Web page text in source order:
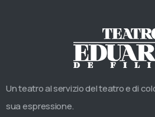
Un teatro al servizio del teatro e di
sua espressione.